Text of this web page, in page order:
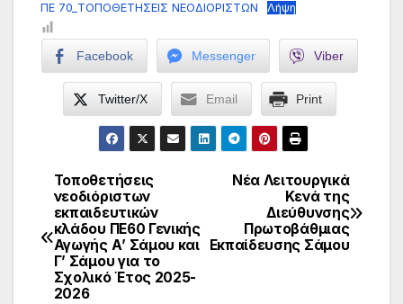
ΠΕ 70_ΤΟΠΟΘΕΤΗΣΕΙΣ ΝΕΟΔΙΟΡΙΣΤΩΝ Λήψη
Facebook Messenger Viber
Twitter/X Email Print
Πλοήγηση
άρθρων
Νέα Λειτουργικά
Κενά της
Διεύθυνσης
Πρωτοβάθμιας
Εκπαίδευσης Σάμου
Τοποθετήσεις
νεοδιόριστων
εκπαιδευτικών
κλάδου ΠΕ60 Γενικής
Αγωγής Α’ Σάμου και
Γ’ Σάμου για το
Σχολικό Έτος 2025-
2026